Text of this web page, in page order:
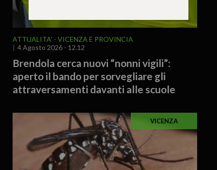
ATTUALITA'
VICENZA E PROVINCIA
4 Agosto 2026 - 12.12
Brendola cerca nuovi “nonni vigili”:
aperto il bando per sorvegliare gli
attraversamenti davanti alle scuole
VICENZA